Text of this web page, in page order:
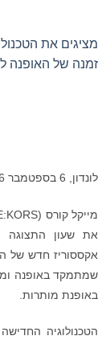
זמנה של האופנה
לונדון, 6 בספטמבר 2016, (
את שעון התצוגה
אקססוריז חדש של
שמתמקד באופנה
באופנת מותרות.
הטכנולוגיה